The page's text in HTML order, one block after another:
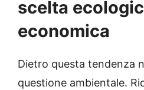
scelta
economica
Dietro questa tendenza
questione ambientale.